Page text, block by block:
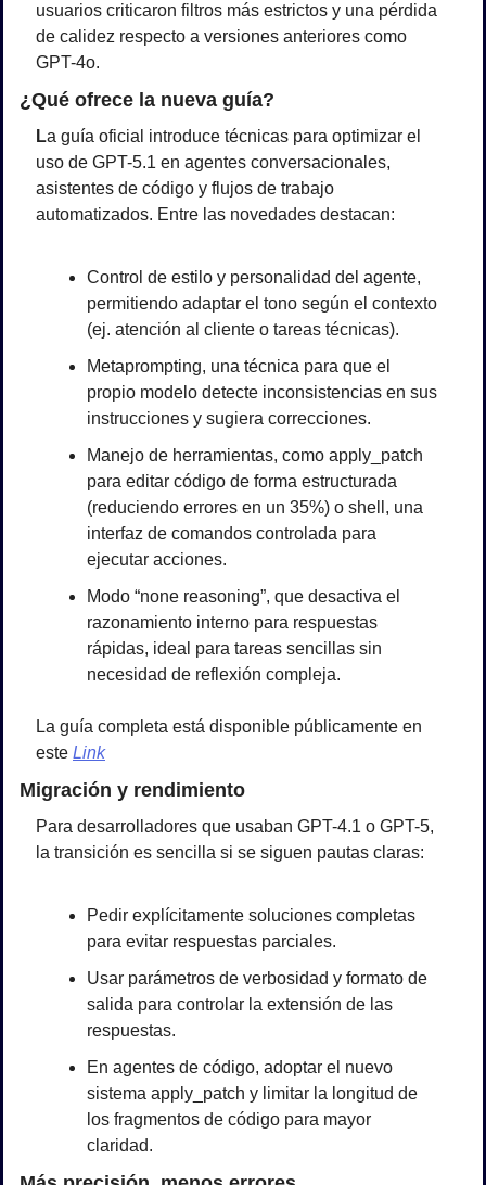
usuarios criticaron filtros más estrictos y una pérdida
de calidez respecto a versiones anteriores como
GPT-4o.
¿Qué ofrece la nueva guía?
La guía oficial introduce técnicas para optimizar el
uso de GPT-5.1 en agentes conversacionales,
asistentes de código y flujos de trabajo
automatizados. Entre las novedades destacan:
Control de estilo y personalidad del agente,
permitiendo adaptar el tono según el contexto
(ej. atención al cliente o tareas técnicas).
Metaprompting, una técnica para que el
propio modelo detecte inconsistencias en sus
instrucciones y sugiera correcciones.
Manejo de herramientas, como apply_patch
para editar código de forma estructurada
(reduciendo errores en un 35%) o shell, una
interfaz de comandos controlada para
ejecutar acciones.
Modo “none reasoning”, que desactiva el
razonamiento interno para respuestas
rápidas, ideal para tareas sencillas sin
necesidad de reflexión compleja.
La guía completa está disponible públicamente en
este Link
Migración y rendimiento
Para desarrolladores que usaban GPT-4.1 o GPT-5,
la transición es sencilla si se siguen pautas claras:
Pedir explícitamente soluciones completas
para evitar respuestas parciales.
Usar parámetros de verbosidad y formato de
salida para controlar la extensión de las
respuestas.
En agentes de código, adoptar el nuevo
sistema apply_patch y limitar la longitud de
los fragmentos de código para mayor
claridad.